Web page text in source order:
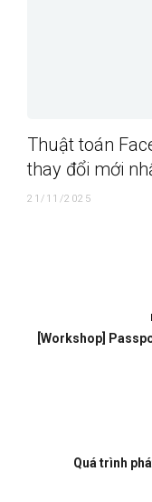
Thuật toán
thay đổi mới
21/11/2025
[Workshop]
Quá trình